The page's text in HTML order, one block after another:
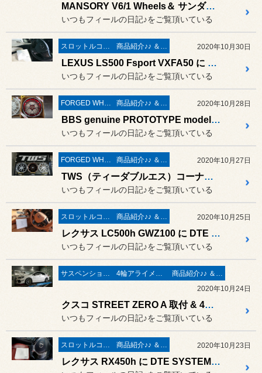
MANSORY V6/1 Wheels＆ サンダーボルト ジャパン 鍛造チタニウム M6 タッピングビス 取付 ／ LEXUS LS500 Fsport VXFA50
いつもフィールの日記♪をご覧頂いている
スロットルコントローラー＆サブコンピューター パワー＆レスポンスアップ系 商品紹介♪♪ ＆ ”フィール”からのお知らせ。 2020年10月30日
LEXUS LS500 Fsport VXFA50 に DTE SYSTEMS スロットルコントローラー New PPT 取付
いつもフィールの日記♪をご覧頂いている
FORGED WHEELS 商品紹介♪♪ ＆ ”フィール”からのお知らせ。 2020年10月28日
BBS genuine PROTOTYPE model RI-D 期間限定展示
いつもフィールの日記♪をご覧頂いている
FORGED WHEELS 商品紹介♪♪ ＆ ”フィール”からのお知らせ。 2020年10月27日
TWS（ティーダブルエス）コーナー リニューアルしました
いつもフィールの日記♪をご覧頂いている
スロットルコントローラー＆サブコンピューター パワー＆レスポンスアップ系 商品紹介♪♪ ＆ ”フィール”からのお知らせ。 2020年10月25日
レクサス LC500h GWZ100 に DTE SYSTEMS スロットルコントローラー New PPT を取付
いつもフィールの日記♪をご覧頂いている
サスペンション交換 4輪アライメント測定＆調整
商品紹介♪♪ ＆ ”フィール”からのお知らせ。
2020年10月24日
クスコ STREET ZERO A 取付 & 4輪アライメント調整作業 ／ スバル WRX STI VAB
いつもフィールの日記♪をご覧頂いている
スロットルコントローラー＆サブコンピューター パワー＆レスポンスアップ系 商品紹介♪♪ ＆ ”フィール”からのお知らせ。 2020年10月23日
レクサス RX450h に DTE SYSTEMS スロットルコントローラー New PPT 取付と4輪アライメントの測定＆調整作業